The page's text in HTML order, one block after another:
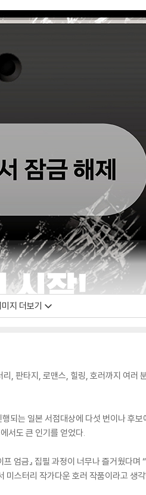
지 더보기
리, 판타지, 로맨스, 힐링, 호러까지 여
되는 일본 서점대상에 다섯 번이나 후
서도 큰 인기를 얻었다.
엄금』 집필 과정이 너무나 즐거웠다
스터리 작가다운 호러 작품이라고 생